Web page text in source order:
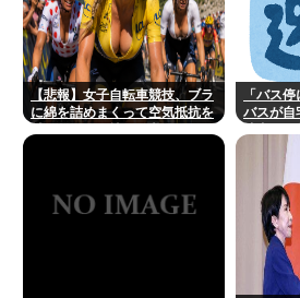
【悲報】女子自転車競技、ブラ
に綿を詰めまくって空気抵抗を
「バス
バスが
「我慢の